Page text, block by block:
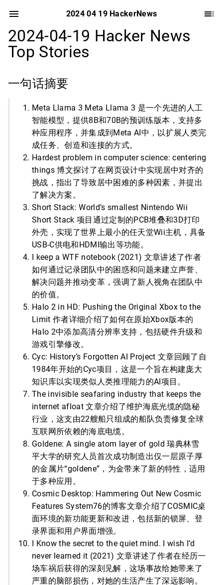
2024 04 19 HackerNews
2024-04-19 Hacker News
Top Stories
一句话摘要
Meta Llama 3 Meta Llama 3 是一个先进的人工
智能模型，提供8B和70B的预训练版本，支持多
种应用程序，并集成到Meta AI中，以扩展人类完
成任务、创造和连接的方式。
Hardest problem in computer science: centering
things 博文探讨了在网页设计中实现居中对齐的
挑战，指出了导致居中困难的多种因素，并提出
了解决方案。
Short Stack: World’s smallest Nintendo Wii
Short Stack 项目通过定制的PCB堆叠和3D打印
外壳，实现了世界上最小的任天堂Wii主机，具备
USB-C供电和HDMI输出等功能。
I keep a WTF notebook (2021) 文章讲述了作者
如何通过记录团队中的困惑和问题来建立声誉、
解决问题并推动变革，强调了新人视角在团队中
的价值。
Halo 2 in HD: Pushing the Original Xbox to the
Limit 作者详细介绍了如何在原始Xbox版本的
Halo 2中添加高清分辨率支持，包括硬件升级和
游戏引擎修改。
Cyc: History’s Forgotten AI Project 文章回顾了自
1984年开始的Cyc项目，这是一个旨在构建庞大
知识库以实现类似人类推理能力的AI项目。
The invisible seafaring industry that keeps the
internet afloat 文章介绍了维护海底光缆的隐秘
行业，这支由22艘船只组成的船队负责修复全球
互联网所依赖的海底电缆。
Goldene: A single atom layer of gold 瑞典林雪
平大学的研究人员首次成功制造出仅一层原子厚
的金属片“goldene”，为金带来了新的特性，适用
于多种应用。
Cosmic Desktop: Hammering Out New Cosmic
Features System76的博客文章介绍了COSMIC桌
面环境的新功能更新和改进，包括新的锁屏、登
录界面和用户界面增强。
I Know the secret to the quiet mind. I wish I’d
never learned it (2021) 文章讲述了作者在经历一
场车祸后获得的深刻见解，这场事故给她带来了
严重的脑部损伤，对她的生活产生了深远影响。